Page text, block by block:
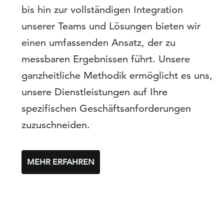
bis hin zur vollständigen Integration
unserer Teams und Lösungen bieten wir
einen umfassenden Ansatz, der zu
messbaren Ergebnissen führt. Unsere
ganzheitliche Methodik ermöglicht es uns,
unsere Dienstleistungen auf Ihre
spezifischen Geschäftsanforderungen
zuzuschneiden.
MEHR ERFAHREN